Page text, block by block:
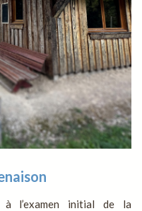
à l’examen initial de la